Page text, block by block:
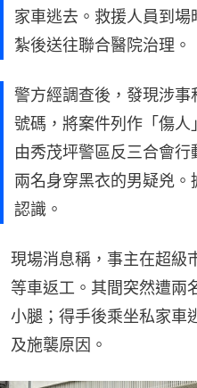
家車逃去。救援人員到
紮後送往聯合醫院治理。
警方經調查後，發現涉
號碼，將案件列作「傷
由秀茂坪警區反三合會
兩名身穿黑衣的男疑兇
認識。
現場消息稱，事主在超級
等車返工。其間突然遭兩
小腿；得手後乘坐私家車
及施襲原因。